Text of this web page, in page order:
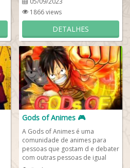
1866 views
DETALHES
Gods of Animes 🎮
A Gods of Animes é uma
comunidade de animes para
pessoas que gostam d e debater
com outras pessoas de igual
gosto. Aqui trovamos muitas